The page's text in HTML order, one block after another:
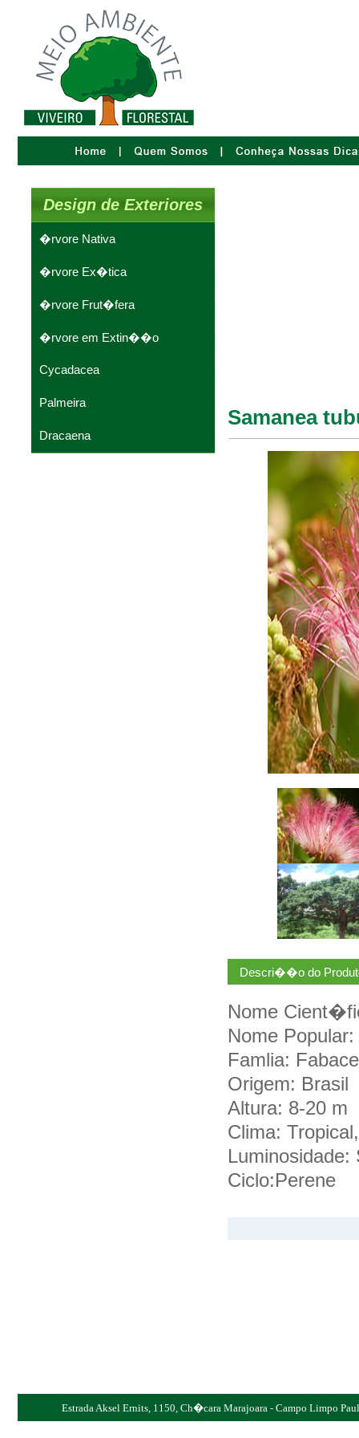
Design de Exteriores
�rvore Nativa
�rvore Ex�tica
�rvore Frut�fera
�rvore em Extin��o
Cycadacea
Palmeira
Dracaena
Samanea
Descri��o do
Nome
Nome
Famlia:
Origem: Brasil
Altura: 8-20 m
Clima:
Luminosidade:
Ciclo:Perene
Estrada Aksel Ernits, 1150, Ch�cara Marajoara - Campo Limpo